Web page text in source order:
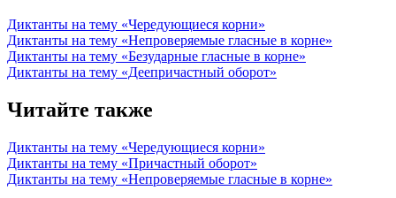
Диктанты на тему «Чередующиеся корни»
Диктанты на тему «Непроверяемые гласные в корне»
Диктанты на тему «Безударные гласные в корне»
Диктанты на тему «Деепричастный оборот»
Читайте также
Диктанты на тему «Чередующиеся корни»
Диктанты на тему «Причастный оборот»
Диктанты на тему «Непроверяемые гласные в корне»